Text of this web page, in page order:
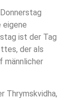
eigene
ist der Tag
der als
männlicher
Thrymskvidha,